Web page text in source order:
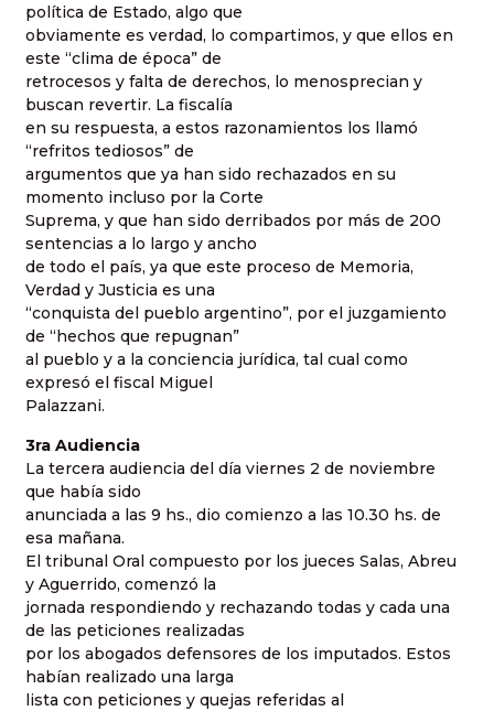
política de Estado, algo que
obviamente es verdad, lo compartimos, y que ellos en
este “clima de época” de
retrocesos y falta de derechos, lo menosprecian y
buscan revertir. La fiscalía
en su respuesta, a estos razonamientos los llamó
“refritos tediosos” de
argumentos que ya han sido rechazados en su
momento incluso por la Corte
Suprema, y que han sido derribados por más de 200
sentencias a lo largo y ancho
de todo el país, ya que este proceso de Memoria,
Verdad y Justicia es una
“conquista del pueblo argentino”, por el juzgamiento
de “hechos que repugnan”
al pueblo y a la conciencia jurídica, tal cual como
expresó el fiscal Miguel
Palazzani.
3ra Audiencia
La tercera audiencia del día viernes 2 de noviembre
que había sido
anunciada a las 9 hs., dio comienzo a las 10.30 hs. de
esa mañana.
El tribunal Oral compuesto por los jueces Salas, Abreu
y Aguerrido, comenzó la
jornada respondiendo y rechazando todas y cada una
de las peticiones realizadas
por los abogados defensores de los imputados. Estos
habían realizado una larga
lista con peticiones y quejas referidas al